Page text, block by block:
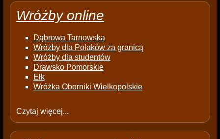
Wróżby online
Dąbrowa Tarnowska
Wróżby dla Polaków za granicą
Wróżby dla studentów
Drawsko Pomorskie
Ełk
Wróżka Oborniki Wielkopolskie
Czytaj więcej...